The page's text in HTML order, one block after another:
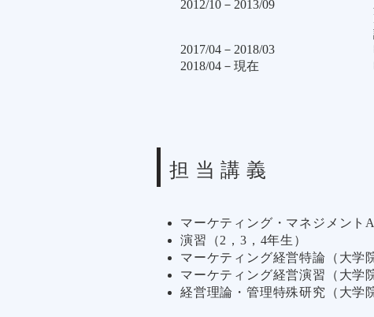
2012/10－2013/09
2017/04－2018/03
2018/04－現在
​担当講義
マーケティング・マネジメント
演習（2，3，4年生）
マーケティング経営特論（大学
マーケティング経営演習（大学
経営理論・管理特殊研究（大学